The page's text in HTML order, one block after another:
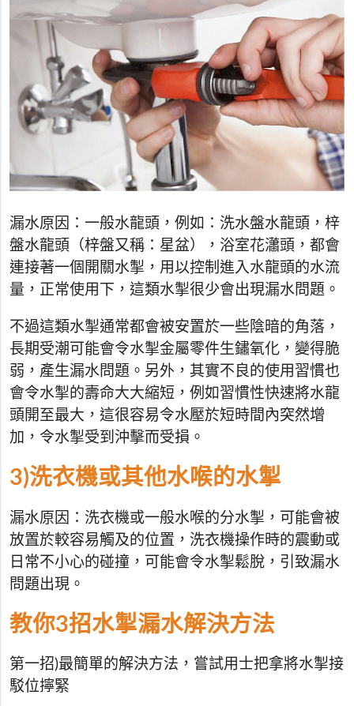
漏水原因：一般水龍頭，例如：洗水盤水龍頭，梓
盤水龍頭（梓盤又稱：星盆），浴室花瀟頭，都會
連接著一個開關水掣，用以控制進入水龍頭的水流
量，正常使用下，這類水掣很少會出現漏水問題。
不過這類水掣通常都會被安置於一些陰暗的角落，
長期受潮可能會令水掣金屬零件生鏽氧化，變得脆
弱，產生漏水問題。另外，其實不良的使用習慣也
會令水掣的壽命大大縮短，例如習慣性快速將水龍
頭開至最大，這很容易令水壓於短時間內突然增
加，令水掣受到沖擊而受損。
3)洗衣機或其他水喉的水掣
漏水原因：洗衣機或一般水喉的分水掣，可能會被
放置於較容易觸及的位置，洗衣機操作時的震動或
日常不小心的碰撞，可能會令水掣鬆脫，引致漏水
問題出現。
教你3招水掣漏水解決方法
第一招)最簡單的解決方法，嘗試用士把拿將水掣接
駁位擰緊